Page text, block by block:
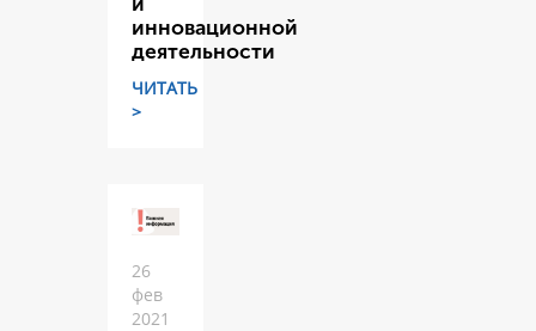
инновационной
деятельности
ЧИТАТЬ
>
26
фев
2021